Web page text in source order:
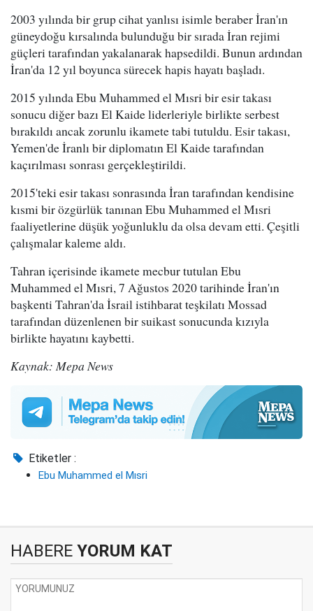
2003 yılında bir grup cihat yanlısı isimle beraber İran'ın
güneydoğu kırsalında bulunduğu bir sırada İran rejimi
güçleri tarafından yakalanarak hapsedildi. Bunun ardından
İran'da 12 yıl boyunca sürecek hapis hayatı başladı.
2015 yılında Ebu Muhammed el Mısri bir esir takası
sonucu diğer bazı El Kaide liderleriyle birlikte serbest
bırakıldı ancak zorunlu ikamete tabi tutuldu. Esir takası,
Yemen'de İranlı bir diplomatın El Kaide tarafından
kaçırılması sonrası gerçekleştirildi.
2015'teki esir takası sonrasında İran tarafından kendisine
kısmi bir özgürlük tanınan Ebu Muhammed el Mısri
faaliyetlerine düşük yoğunluklu da olsa devam etti. Çeşitli
çalışmalar kaleme aldı.
Tahran içerisinde ikamete mecbur tutulan Ebu
Muhammed el Mısri, 7 Ağustos 2020 tarihinde İran'ın
başkenti Tahran'da İsrail istihbarat teşkilatı Mossad
tarafından düzenlenen bir suikast sonucunda kızıyla
birlikte hayatını kaybetti.
Kaynak: Mepa News
Etiketler :
Ebu Muhammed el Mısri
HABERE YORUM KAT